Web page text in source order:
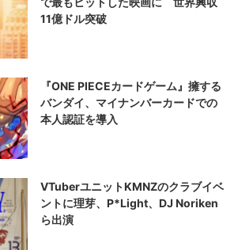
11億ドル突破
『ONE PIECEカードゲーム』擁する
バンダイ、マイナンバーカードでの
本人認証を導入
VTuberユニットKMNZのクラブイベ
ントに理芽、P*Light、DJ Noriken
ら出演